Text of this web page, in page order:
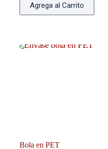
Agrega al Carrito
Bola en PET